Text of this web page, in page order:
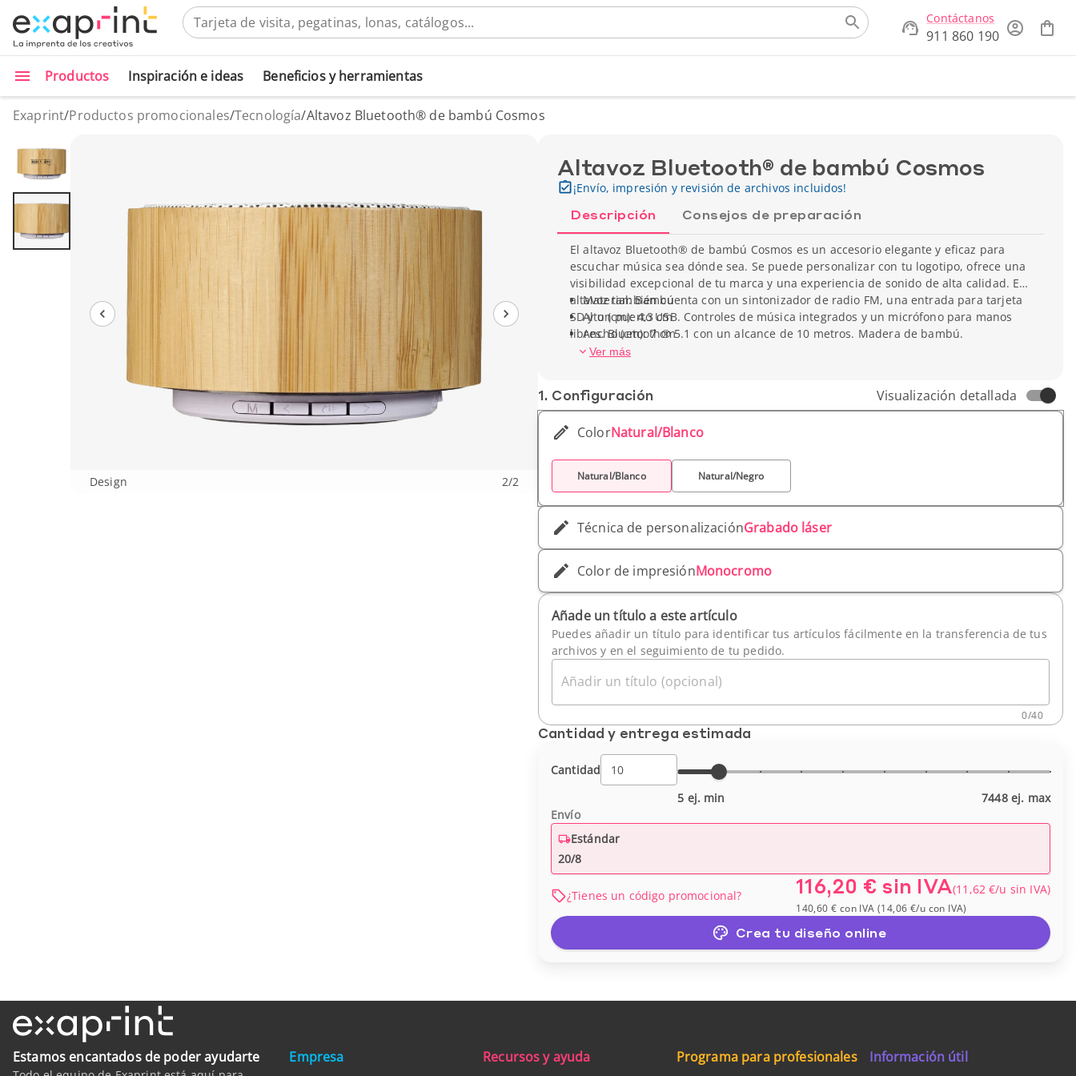
Contáctanos
911 860 190
Productos Inspiración e ideas Beneficios y herramientas
Exaprint/Productos promocionales/Tecnología/Altavoz Bluetooth® de bambú Cosmos
Design 2/2
Altavoz Bluetooth® de bambú Cosmos
¡Envío, impresión y revisión de archivos incluidos!
Descripción Consejos de preparación
El altavoz Bluetooth® de bambú Cosmos es un accesorio elegante y eficaz para
escuchar música sea dónde sea. Se puede personalizar con tu logotipo, ofrece una
visibilidad excepcional de tu marca y una experiencia de sonido de alta calidad. El
altavoz también cuenta con un sintonizador de radio FM, una entrada para tarjeta
SD y un puerto USB. Controles de música integrados y un micrófono para manos
libres. Bluetooth® 5.1 con un alcance de 10 metros. Madera de bambú.
Material: Bambú
Alto (cm): 4,3 cm
Ancho (cm): 7 cm
Peso unitario: 112 g
Ver más
1. Conf­iguración Visualización detallada
ColorNatural/Blanco
Natural/Blanco Natural/Negro
Técnica de personalizaciónGrabado láser
Color de impresiónMonocromo
Añade un título a este artículo
Puedes añadir un título para identificar tus artículos fácilmente en la transferencia de tus
archivos y en el seguimiento de tu pedido.
Añadir un título (opcional)
0/40
Cantidad y entrega estimada
Cantidad
5 ej. min
7448 ej. max
Envío
Estándar
20/8
¿Tienes un código promocional? 116,20 € sin IVA(11,62 €/u sin IVA)
140,60 € con IVA (14,06 €/u con IVA)
Crea tu diseño online
Estamos encantados de poder ayudarte Empresa Recursos y ayuda Programa para profesionales Información útil